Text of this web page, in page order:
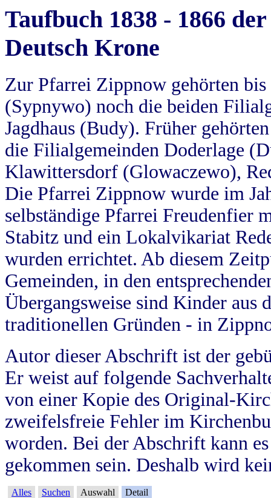
Taufbuch 1838 - 1866
Deutsch Krone
Zur Pfarrei Zippnow gehörten
(Sypnywo) noch die beiden
Jagdhaus (Budy). Früher
die Filialgemeinden Doderlage
Klawittersdorf (Glowaczewo),
Die Pfarrei Zippnow wurde im
selbständige Pfarrei Freudenfier
Stabitz und ein Lokalvikariat
wurden errichtet. Ab diesem
Gemeinden, in den
Übergangsweise sind Kinder aus
traditionellen Gründen - in
Autor dieser Abschrift ist der
Er weist auf folgende
von einer Kopie des Original-
zweifelsfreie Fehler im
worden. Bei der Abschrift kann
gekommen sein. Deshalb wird
Alles Suchen Auswahl Detail